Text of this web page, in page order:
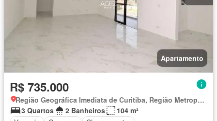
Apartamento
R$ 735.000
Região Geográfica Imediata de Curitiba, Região Metropolitana de Curitiba
3 Quartos
2 Banheiros
104 m²